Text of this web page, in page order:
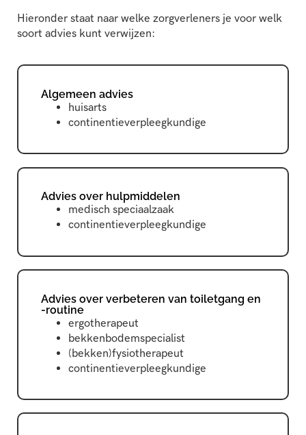
Hieronder staat naar welke zorgverleners je voor welk
soort advies kunt verwijzen:
Algemeen advies
huisarts
continentieverpleegkundige
Advies over hulpmiddelen
medisch speciaalzaak
continentieverpleegkundige
Advies over verbeteren van toiletgang en
-routine
ergotherapeut
bekkenbodemspecialist
(bekken)fysiotherapeut
continentieverpleegkundige